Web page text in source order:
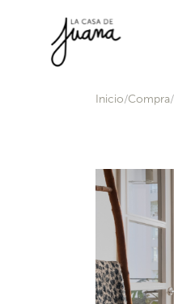
Inicio Compra